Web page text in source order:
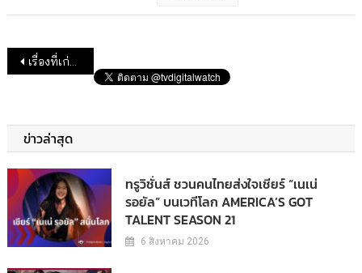
แนะแนวเรื่อง
เรื่องที่เก่ากว่า
ข่าวล่าสุด
ทรูวิชั่นส์ ชวนคนไทยส่งใจเชียร์ “เนเน่
รอยัล” บนเวทีโลก AMERICA’S GOT
TALENT SEASON 21
6 สิงหาคม 2026